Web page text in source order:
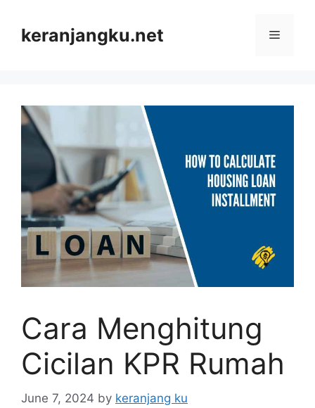
contentkeranjangku.net Menu
Cara Menghitung
Cicilan KPR Rumah
June 7, 2024 by keranjang ku